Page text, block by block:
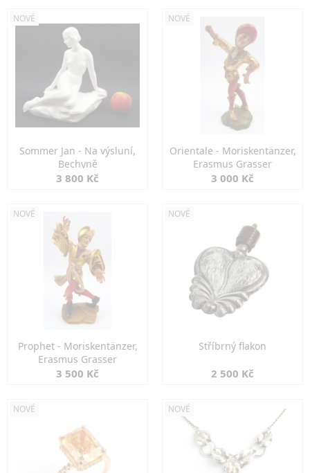
NOVÉ
Sommer Jan - Na výsluní,
Bechyně
3 800 Kč
NOVÉ
Orientale - Moriskentänzer,
Erasmus Grasser
3 000 Kč
NOVÉ
Prophet - Moriskentänzer,
Erasmus Grasser
3 500 Kč
NOVÉ
Stříbrný flakon
2 500 Kč
NOVÉ NOVÉ